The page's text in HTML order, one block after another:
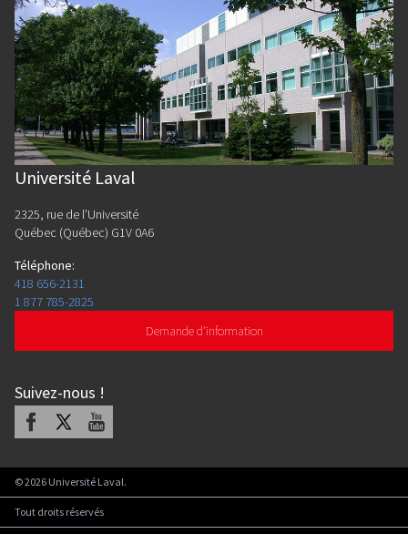
Université Laval
2325, rue de l'Université
Québec (Québec) G1V 0A6
Téléphone:
418 656-2131
1 877 785-2825
Demande d'information
Suivez-nous !
Facebook Youtube
©2026 Université Laval.
Tout droits réservés